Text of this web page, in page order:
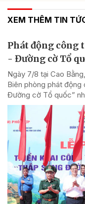
XEM THÊM TIN
Phát động công
- Đường cờ Tổ
Ngày 7/8 tại Cao
Biên phòng phát
Đường cờ Tổ quốc”